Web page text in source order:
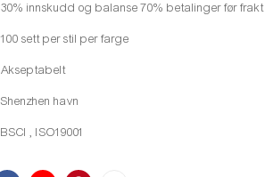
30% innskudd og balanse 70% betalinger før frakt
100 sett per stil per farge
Akseptabelt
Shenzhen havn
BSCI , ISO19001